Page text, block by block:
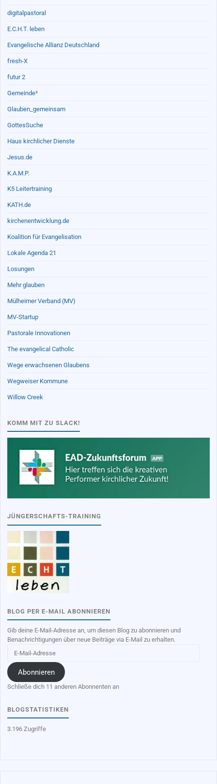
digitalpastoral
E.C.H.T. leben
Evangelische Allianz Deutschland
fresh-X
futur 2
Gemeinde³
Glauben_gemeinsam
GottesSuche
Haus kirchlicher Dienste
Jesus.de
K.A.M.P.
K5 Leitertraining
KATH.de
kirchenentwicklung.de
Koalition für Evangelisation
Lokale Agenda 21
Losungen
Mehr glauben
Mülheimer Verband (MV)
MV-Startup
Pastorale Innovationen
The evangelical Catholic
Wege erwachsenen Glaubens
Wegweiser Kommune
Willow Creek
KOMM MIT ZU SLACK!
JÜNGERSCHAFTS-TRAINING
BLOG PER E-MAIL ABONNIEREN
Gib deine E-Mail-Adresse an, um diesen Blog zu abonnieren und
Benachrichtigungen über neue Beiträge via E-Mail zu erhalten.
Mail-
Adresse
Abonnieren
Schließe dich 11 anderen Abonnenten an
BLOGSTATISTIKEN
3.196 Zugriffe